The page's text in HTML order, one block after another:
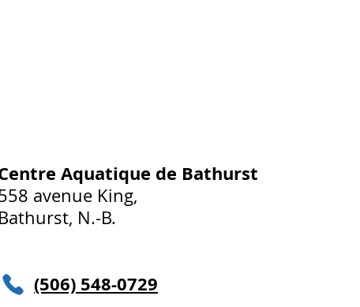
Aquatique de Bathurst
avenue King,
Bathurst, N.-B.
(506) 548-0729